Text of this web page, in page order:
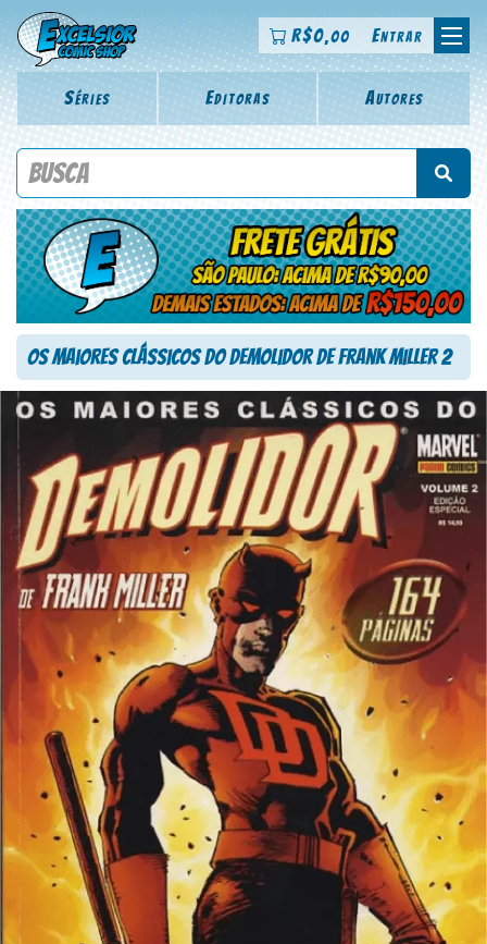
R$0,00 Entrar
Séries Editoras Autores
Procure por título da revista, personagem, série, escritor,
Os Maiores Clássicos do Demolidor de Frank Miller 2